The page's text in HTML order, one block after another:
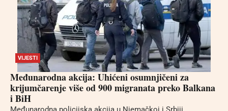
VIJESTI
Međunarodna akcija: Uhićeni osumnjičeni za
krijumčarenje više od 900 migranata preko Balkana
i BiH